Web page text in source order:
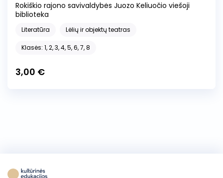
Rokiškio rajono savivaldybės Juozo Keliuočio viešoji
biblioteka
Literatūra Lėlių ir objektų teatras
Klasės: 1, 2, 3, 4, 5, 6, 7, 8
3,00 €